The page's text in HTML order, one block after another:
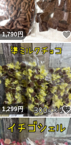
1,790円
1,299円